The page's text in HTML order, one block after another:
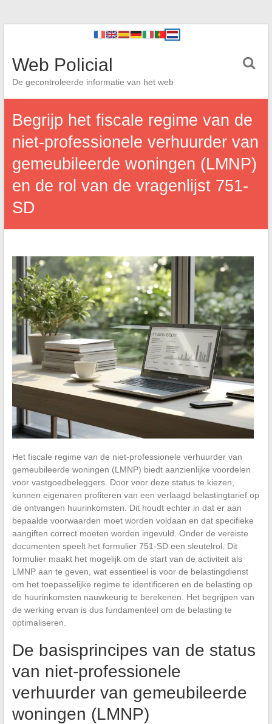
Web Policial
De gecontroleerde informatie van het web
Begrijp het fiscale regime van de
niet-professionele verhuurder van
gemeubileerde woningen (LMNP)
en de rol van de vragenlijst 751-
SD
Het fiscale regime van de niet-professionele verhuurder van
gemeubileerde woningen (LMNP) biedt aanzienlijke voordelen
voor vastgoedbeleggers. Door voor deze status te kiezen,
kunnen eigenaren profiteren van een verlaagd belastingtarief op
de ontvangen huurinkomsten. Dit houdt echter in dat er aan
bepaalde voorwaarden moet worden voldaan en dat specifieke
aangiften correct moeten worden ingevuld. Onder de vereiste
documenten speelt het formulier 751-SD een sleutelrol. Dit
formulier maakt het mogelijk om de start van de activiteit als
LMNP aan te geven, wat essentieel is voor de belastingdienst
om het toepasselijke regime te identificeren en de belasting op
de huurinkomsten nauwkeurig te berekenen. Het begrijpen van
de werking ervan is dus fundamenteel om de belasting te
optimaliseren.
De basisprincipes van de status
van niet-professionele
verhuurder van gemeubileerde
woningen (LMNP)